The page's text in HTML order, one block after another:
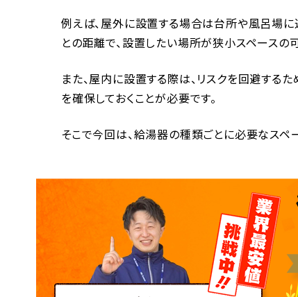
例えば、屋外に設置する場合は台所や風呂場
との距離で、設置したい場所が狭小スペースの
また、屋内に設置する際は、リスクを回避する
を確保しておくことが必要です。
そこで今回は、給湯器の種類ごとに必要なスペ